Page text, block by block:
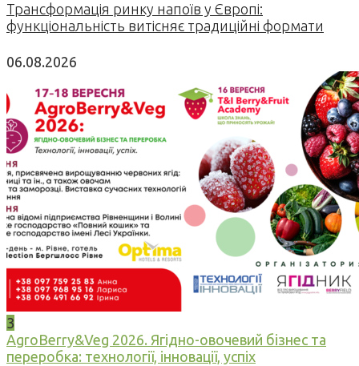
Трансформація ринку напоїв у Європі:
функціональність витісняє традиційні формати
06.08.2026
3
AgroBerry&Veg 2026. Ягідно-овочевий бізнес та
переробка: технології, інновації, успіх